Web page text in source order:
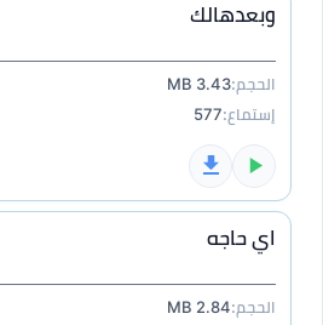
وبعدهالك
الحجم:3.43 MB
إستماع:577
اي حاجه
الحجم:2.84 MB